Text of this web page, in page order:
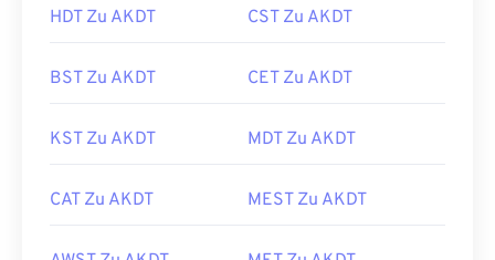
HDT Zu AKDT CST Zu AKDT
BST Zu AKDT CET Zu AKDT
KST Zu AKDT MDT Zu AKDT
CAT Zu AKDT MEST Zu AKDT